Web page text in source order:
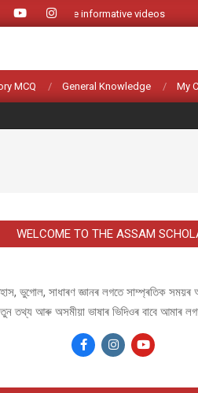
for more informative videos
MCQ General Knowledge My
WELCOME TO THE ASSAM
ভুগোল, সাধাৰণ জ্ঞানৰ লগতে সাম্প্ৰতিক সময়ৰ
তথ্য আৰু অসমীয়া ভাষাৰ ভিদিওৰ বাবে আমাৰ